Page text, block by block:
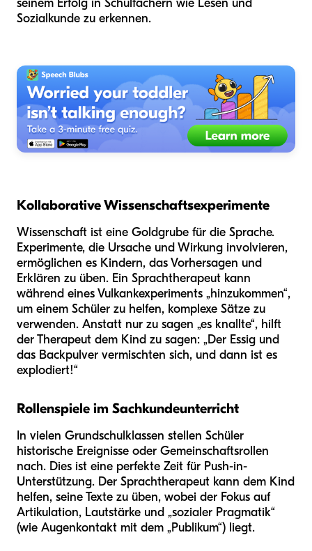
seinem Erfolg in Schulfächern wie Lesen und
Sozialkunde zu erkennen.
Kollaborative Wissenschaftsexperimente
Wissenschaft ist eine Goldgrube für die Sprache.
Experimente, die Ursache und Wirkung involvieren,
ermöglichen es Kindern, das Vorhersagen und
Erklären zu üben. Ein Sprachtherapeut kann
während eines Vulkankexperiments „hinzukommen“,
um einem Schüler zu helfen, komplexe Sätze zu
verwenden. Anstatt nur zu sagen „es knallte“, hilft
der Therapeut dem Kind zu sagen: „Der Essig und
das Backpulver vermischten sich, und dann ist es
explodiert!“
Rollenspiele im Sachkundeunterricht
In vielen Grundschulklassen stellen Schüler
historische Ereignisse oder Gemeinschaftsrollen
nach. Dies ist eine perfekte Zeit für Push-in-
Unterstützung. Der Sprachtherapeut kann dem Kind
helfen, seine Texte zu üben, wobei der Fokus auf
Artikulation, Lautstärke und „sozialer Pragmatik“
(wie Augenkontakt mit dem „Publikum“) liegt.